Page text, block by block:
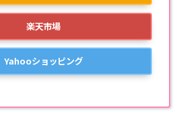
楽天市場
Yahooショッピング